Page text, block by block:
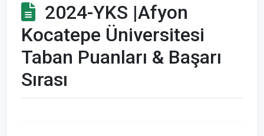
2024-YKS |Afyon
Kocatepe Üniversitesi
Taban Puanları & Başarı
Sırası